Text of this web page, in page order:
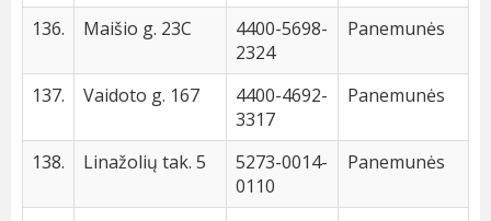
136. Maišio g. 23C
4400-5698-
2324
Panemunės
137. Vaidoto g. 167
4400-4692-
3317
Panemunės
138. Linažolių tak. 5
5273-0014-
0110
Panemunės